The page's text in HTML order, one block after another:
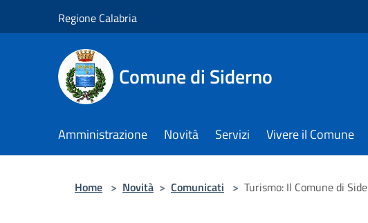
Regione Calabria
Comune di Siderno
Amministrazione Novità Servizi Vivere il Comune
Home > Novità > Comunicati > Turismo: Il Comune di